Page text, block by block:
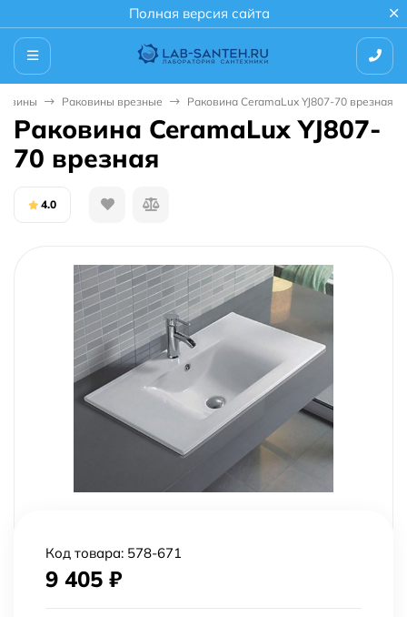
Полная версия сайта
Раковины врезные Раковина CeramaLux YJ807-70 врезная
Раковина CeramaLux YJ807-
70 врезная
4.0
Код товара: 578-671
9 405 ₽